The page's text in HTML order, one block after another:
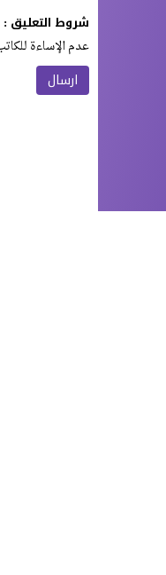
شروط التعليق :
عدم الإساءة